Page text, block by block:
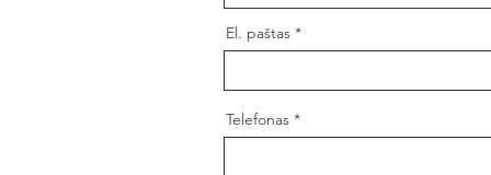
El. paštas
Telefonas